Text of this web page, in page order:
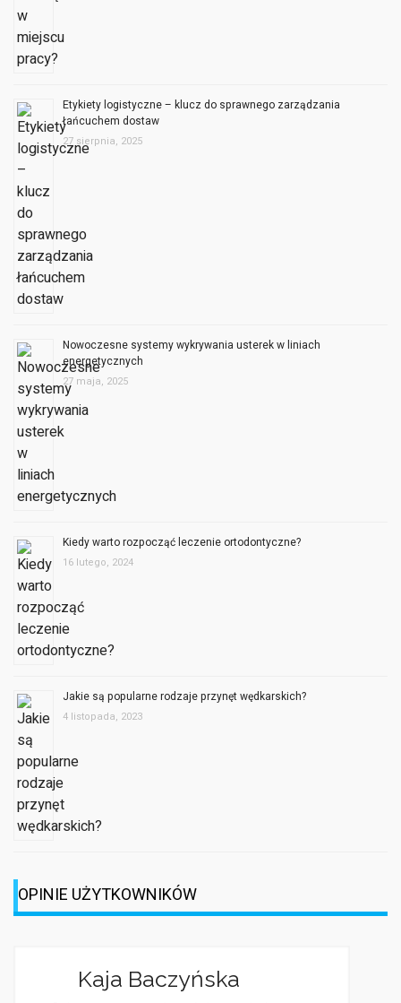
Etykiety logistyczne – klucz do sprawnego zarządzania
łańcuchem dostaw
27 sierpnia, 2025
Nowoczesne systemy wykrywania usterek w liniach
energetycznych
27 maja, 2025
Kiedy warto rozpocząć leczenie ortodontyczne?
16 lutego, 2024
Jakie są popularne rodzaje przynęt wędkarskich?
4 listopada, 2023
OPINIE UŻYTKOWNIKÓW
Jagoda Berezowska